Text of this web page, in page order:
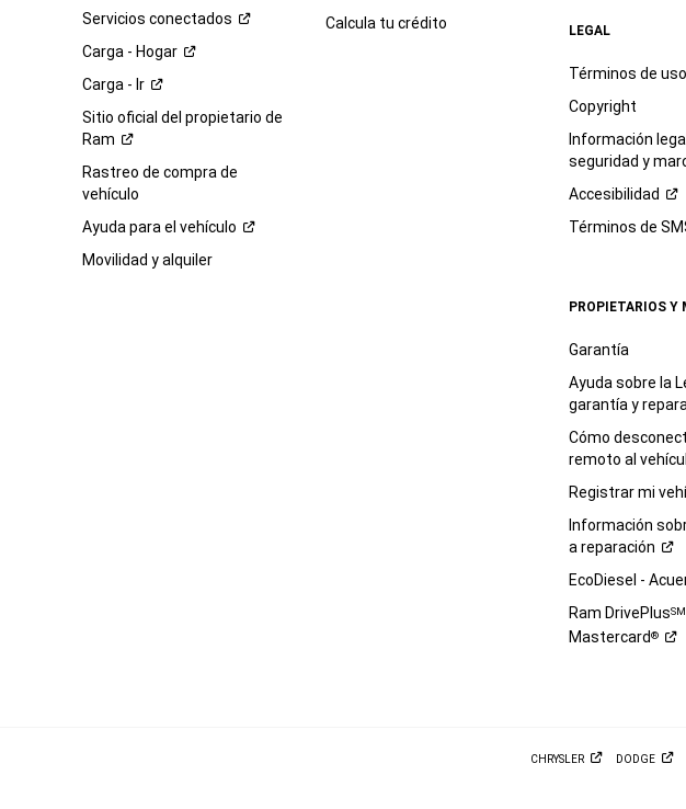
Servicios conectados
Carga - Hogar
Carga - Ir
Sitio oficial del propietario de
Ram
Rastreo de compra de
vehículo
Ayuda para el vehículo
Movilidad y alquiler
Calcula tu crédito
LEGAL
Términos de uso
Copyright
Información
seguridad y
Accesibilidad
Términos de
PROPIETARIOS Y
Garantía
Ayuda sobre la
garantía y
Cómo
remoto al
Registrar mi
Información
areparación
EcoDiesel -
Ram DrivePlusSM
Mastercard®
CHRYSLER DODGE